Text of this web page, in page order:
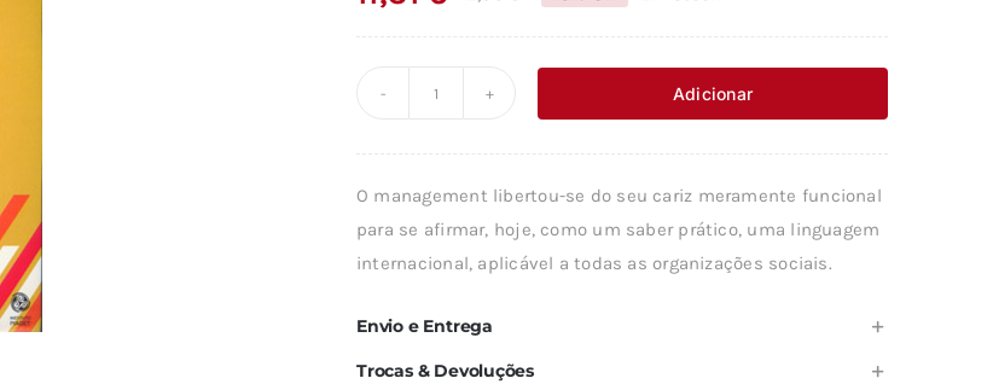
O
era:
O
é:
Adicionar
O management libertou-se do seu cariz meramente funcional
para se afirmar, hoje, como um saber prático, uma linguagem
internacional, aplicável a todas as organizações sociais.
Envio e Entrega
Trocas & Devoluções